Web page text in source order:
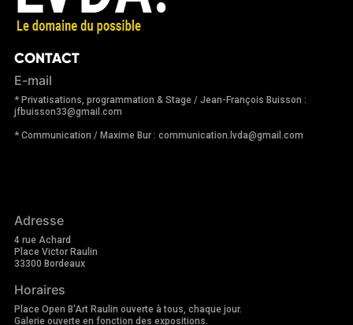
CONTACT
E-mail
* Privatisations, programmation & Stage / Jean-François Buisson :
jfbuisson33@gmail.com
* Communication / Maxime Bur : communication.lvda@gmail.com
Adresse
4 rue Achard
Place Victor Raulin
33300 Bordeaux
Horaires
Place Open B'Art Raulin ouverte à tous, chaque jour.
Galerie ouverte en fonction des expositions.